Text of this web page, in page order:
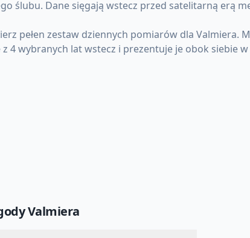
ślubu. Dane sięgają wstecz przed satelitarną erą
pełen zestaw dziennych pomiarów dla
wybranych lat wstecz i prezentuje je obok siebie
Valmiera